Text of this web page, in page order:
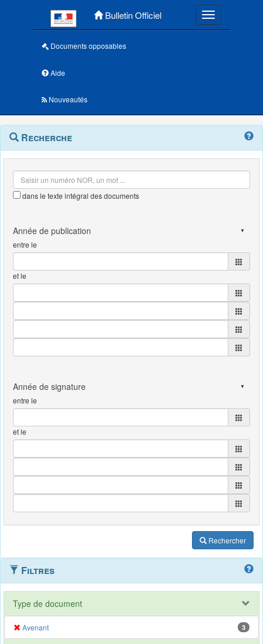
Bulletin Officiel Toggle
Documents opposables
Aide
Nouveautés
Navigation
outils
Menu
contextuel
Recherche
dans le texte intégral des documents
entre le
et le
entre le
et le
Rechercher
Filtres
Type de document
Avenant 3